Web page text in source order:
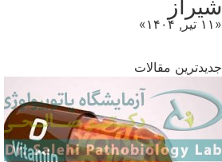
شیراز
«۱۱ تیر, ۱۴۰۴»
جدیدترین مقالات